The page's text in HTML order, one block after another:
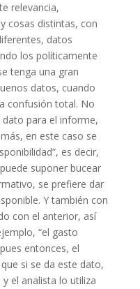
relevancia,
cosas distintas, con
datos
los políticamente
tenga una gran
datos, cuando
confusión total. No
para el informe,
en este caso se
es decir,
suponer bucear
se prefiere dar
Y también con
con el anterior, así
“el gasto
entonces, el
si se da este dato,
el analista lo utiliza